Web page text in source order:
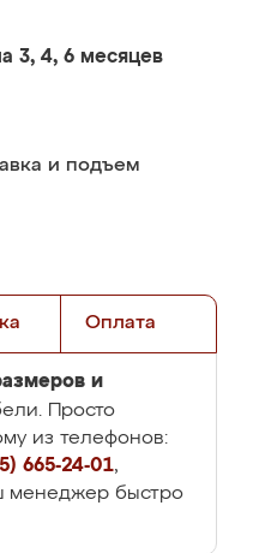
3, 4, 6 месяцев
и подъем
Оплата
и
Просто
из телефонов:
665-24-01,
менеджер быстро